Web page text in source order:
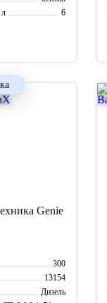
л
6
300
13154
Дизель